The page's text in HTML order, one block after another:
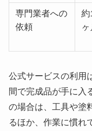
専門業者への
依頼
約
ヶ
公式サービスの利用
間で完成品が手に入
の場合は、工具や塗
るほか、作業に慣れ